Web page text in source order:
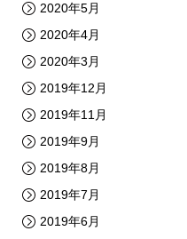
2020年5月
2020年4月
2020年3月
2019年12月
2019年11月
2019年9月
2019年8月
2019年7月
2019年6月